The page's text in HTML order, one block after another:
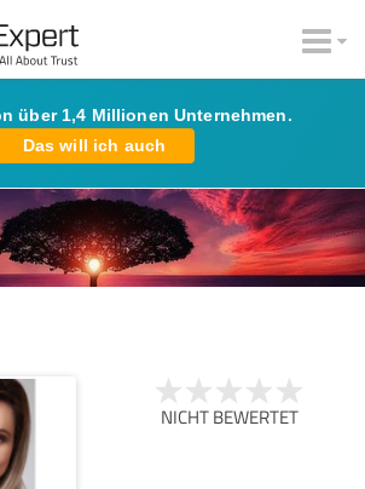
über 1,4 Millionen Unternehmen.
Das will ich auch
NICHT BEWERTET